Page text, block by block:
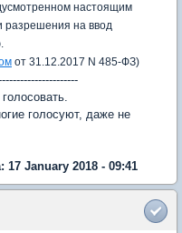
настоящим
разрешения на ввод
от 31.12.2017 N 485-ФЗ)
голосуют, даже не
January 2018 - 09:41